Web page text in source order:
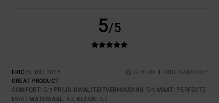
5/5
ERIC25. MEI 2026
GEVERIFIEERDE AANKOOP
GREAT PRODUCT
COMFORT: 5/5 PRIJS-KWALITEITVERHOUDING: 5/5 MAAT: PERFECTE
MAAT MATERIAAL : 4/5 KLEUR: 5/5